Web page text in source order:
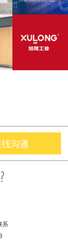
沟通
系